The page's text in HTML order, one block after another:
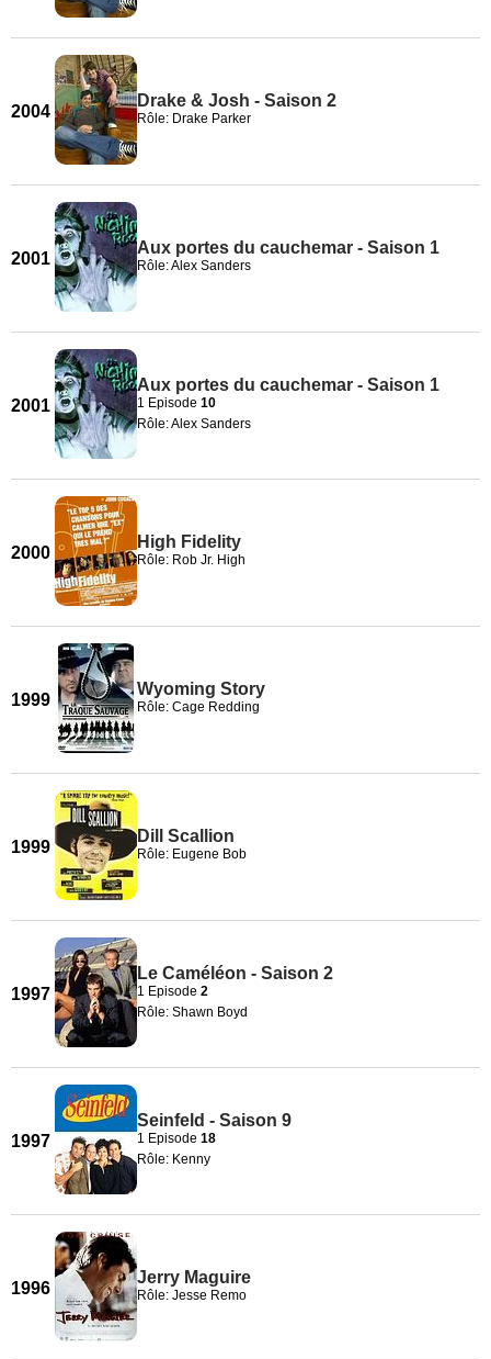
2004
Drake & Josh - Saison 2
Rôle: Drake Parker
2001
Aux portes du cauchemar - Saison 1
Rôle: Alex Sanders
2001
Aux portes du cauchemar - Saison 1
1 Episode 10
Rôle: Alex Sanders
2000
High Fidelity
Rôle: Rob Jr. High
1999
Wyoming Story
Rôle: Cage Redding
1999
Dill Scallion
Rôle: Eugene Bob
1997
Le Caméléon - Saison 2
1 Episode 2
Rôle: Shawn Boyd
1997
Seinfeld - Saison 9
1 Episode 18
Rôle: Kenny
1996
Jerry Maguire
Rôle: Jesse Remo